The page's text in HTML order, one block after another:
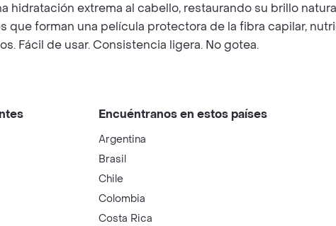
hidratación extrema al cabello, restaurando su brillo
forman una película protectora de la fibra capilar,
Fácil de usar. Consistencia ligera. No gotea.
Encuéntranos en estos países
Argentina
Brasil
Chile
Colombia
Costa Rica